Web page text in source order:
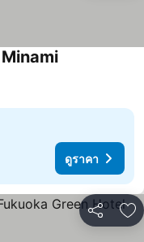
ดูราคา
แชร์ เ